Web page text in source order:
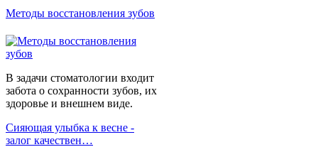
Методы восстановления зубов
В задачи стоматологии входит
забота о сохранности зубов, их
здоровье и внешнем виде.
Сияющая улыбка к весне -
залог качествен…